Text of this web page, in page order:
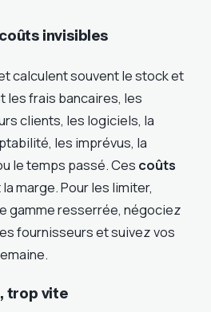
invisibles
calculent souvent le stock et
les frais bancaires, les
clients, les logiciels, la
les imprévus, la
le temps passé. Ces coûts
marge. Pour les limiter,
gamme resserrée, négociez
fournisseurs et suivez vos
trop vite